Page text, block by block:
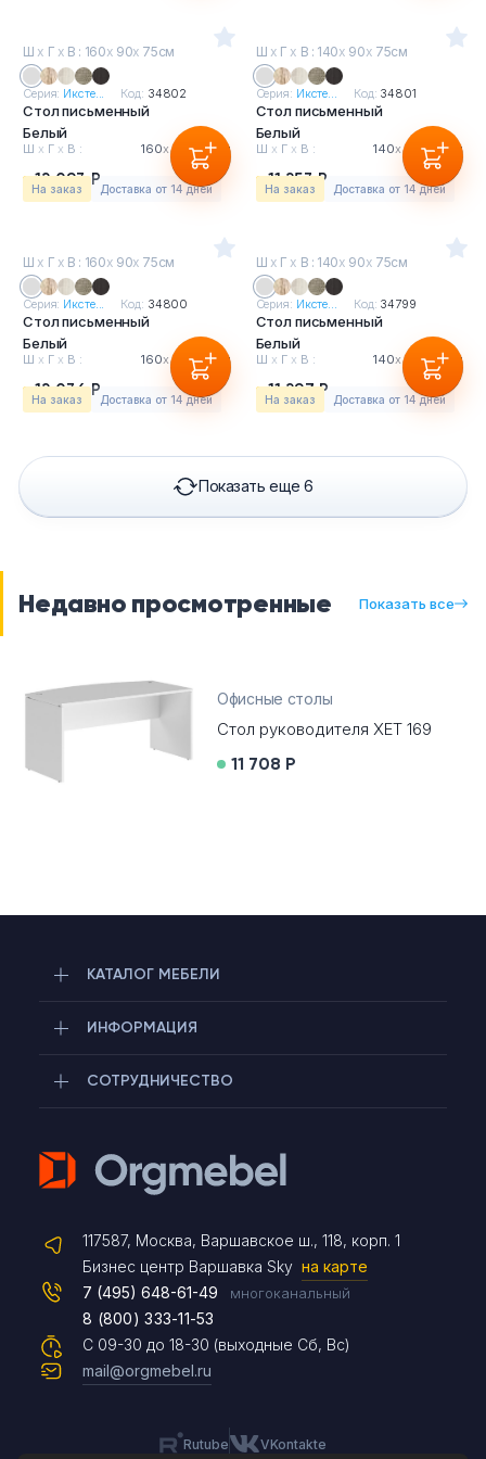
Ш х Г х В : 160х 90х 75см
Серия: Иксте... Код: 34802
Стол письменный
Белый
Ш х Г х В : 160х90х75см
12 093 Р
На заказ Доставка от 14 дней
Ш х Г х В : 140х 90х 75см
Серия: Иксте... Код: 34801
Стол письменный
Белый
Ш х Г х В : 140х90х75см
11 253 Р
На заказ Доставка от 14 дней
Ш х Г х В : 160х 90х 75см
Серия: Иксте... Код: 34800
Стол письменный
Белый
Ш х Г х В : 160х90х75см
12 036 Р
На заказ Доставка от 14 дней
Ш х Г х В : 140х 90х 75см
Серия: Иксте... Код: 34799
Стол письменный
Белый
Ш х Г х В : 140х90х75см
11 297 Р
На заказ Доставка от 14 дней
Показать еще 6
Недавно просмотренные Показать все
Офисные столы
Стол руководителя XET 169
11 708 Р
КАТАЛОГ МЕБЕЛИ
ИНФОРМАЦИЯ
СОТРУДНИЧЕСТВО
117587, Москва, Варшавское ш., 118, корп. 1
Бизнес центр Варшавка Sky на карте
С 09-30 до 18-30 (выходные Сб, Вс)
7 (495) 648-61-49 многоканальный
8 (800) 333-11-53
mail@orgmebel.ru
Rutube VKontakte
Telegram
Max
Чат на сайте
8 (495) 183-47-87